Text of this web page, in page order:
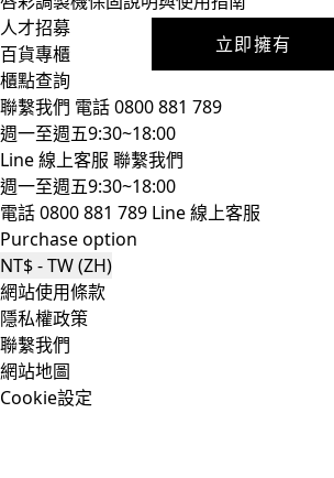
立即擁有
人才招募
百貨專櫃
櫃點查詢
聯繫我們 電話 0800 881 789
週一至週五9:30~18:00
Line 線上客服 聯繫我們
週一至週五9:30~18:00
電話 0800 881 789 Line 線上客服
Purchase option
NT$ - TW (ZH)
網站使用條款
隱私權政策
聯繫我們
網站地圖
Cookie設定